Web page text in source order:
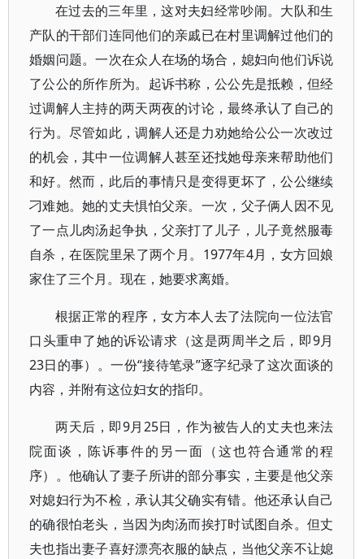
在过去的三年里，这对夫妇经常吵闹。大队和生
产队的干部们连同他们的亲戚已在村里调解过他们的
婚姻问题。一次在众人在场的场合，媳妇向他们诉说
了公公的所作所为。起诉书称，公公先是抵赖，但经
过调解人主持的两天两夜的讨论，最终承认了自己的
行为。尽管如此，调解人还是力劝她给公公一次改过
的机会，其中一位调解人甚至还找她母亲来帮助他们
和好。然而，此后的事情只是变得更坏了，公公继续
刁难她。她的丈夫惧怕父亲。一次，父子俩人因不见
了一点儿肉汤起争执，父亲打了儿子，儿子竟然服毒
自杀，在医院里呆了两个月。1977年4月，女方回娘
家住了三个月。现在，她要求离婚。
根据正常的程序，女方本人去了法院向一位法官
口头重申了她的诉讼请求（这是两周半之后，即9月
23日的事）。一份“接待笔录”逐字纪录了这次面谈的
内容，并附有这位妇女的指印。
两天后，即9月25日，作为被告人的丈夫也来法
院面谈，陈诉事件的另一面（这也符合通常的程
序）。他确认了妻子所讲的部分事实，主要是他父亲
对媳妇行为不检，承认其父确实有错。他还承认自己
的确很怕老头，当因为肉汤而挨打时试图自杀。但丈
夫也指出妻子喜好漂亮衣服的缺点，当他父亲不让媳